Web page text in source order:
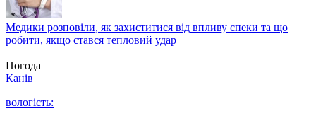
Медики розповіли, як захиститися від впливу спеки та що
робити, якщо стався тепловий удар
Погода
Канів
вологість: